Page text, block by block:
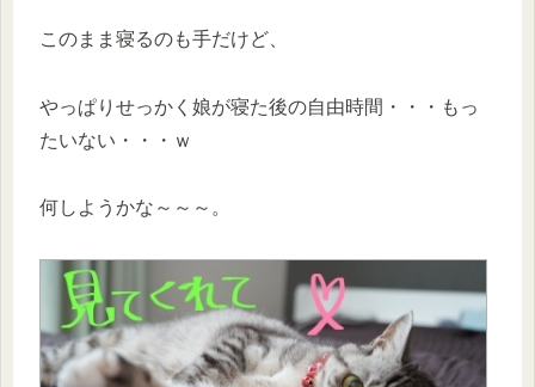
このまま寝るのも手だけど、
やっぱりせっかく娘が寝た後の自由時間・・・もっ
たいない・・・ｗ
何しようかな～～～。